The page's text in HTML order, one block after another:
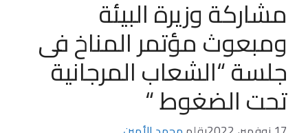
مشاركة وزيرة البيئة
ومبعوث مؤتمر المناخ فى
جلسة “الشعاب المرجانية
تحت الضغوط “